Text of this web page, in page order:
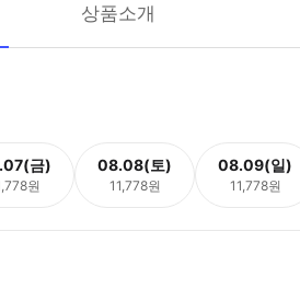
상품소개
금)
원
08.08(토)
11,778원
08.09(일)
11,778원